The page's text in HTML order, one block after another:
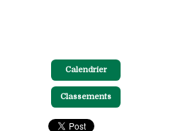
Calendrier
Classements